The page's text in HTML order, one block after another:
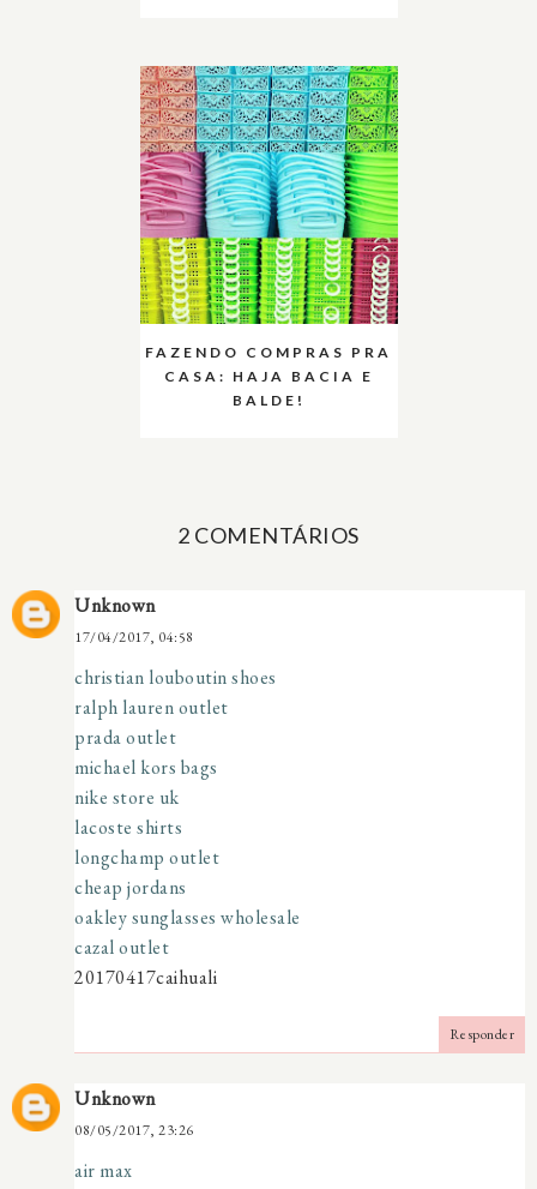
FAZENDO COMPRAS PRA
CASA: HAJA BACIA E
BALDE!
2 COMENTÁRIOS
Unknown
17/04/2017, 04:58
christian louboutin shoes
ralph lauren outlet
prada outlet
michael kors bags
nike store uk
lacoste shirts
longchamp outlet
cheap jordans
oakley sunglasses wholesale
cazal outlet
20170417caihuali
Responder
Unknown
08/05/2017, 23:26
air max